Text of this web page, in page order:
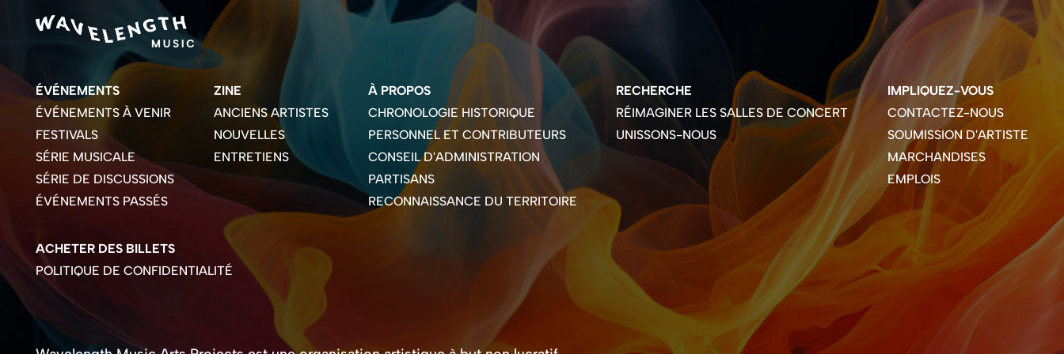
ÉVÉNEMENTS
ÉVÉNEMENTS À VENIR
FESTIVALS
SÉRIE MUSICALE
SÉRIE DE DISCUSSIONS
ÉVÉNEMENTS PASSÉS
ZINE
ANCIENS ARTISTES
NOUVELLES
ENTRETIENS
À PROPOS
CHRONOLOGIE HISTORIQUE
PERSONNEL ET CONTRIBUTEURS
CONSEIL D'ADMINISTRATION
PARTISANS
RECONNAISSANCE DU TERRITOIRE
RECHERCHE
RÉIMAGINER LES SALLES DE CONCERT
UNISSONS-NOUS
IMPLIQUEZ-VOUS
CONTACTEZ-NOUS
SOUMISSION D'ARTISTE
MARCHANDISES
EMPLOIS
ACHETER DES BILLETS
POLITIQUE DE CONFIDENTIALITÉ